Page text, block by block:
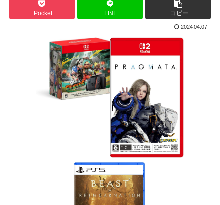
Pocket LINE コピー
2024.04.07